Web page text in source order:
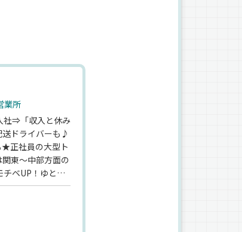
業所
社⇒「収入と休み
送ドライバーも♪
★正社員の大型ト
東～中部方面の
ベUP！ゆとり
望休OKの週休2
許1枚でこの